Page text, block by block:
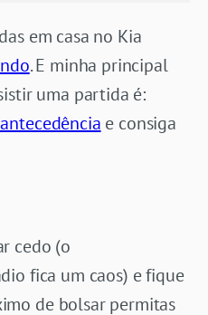
em casa no Kia
. E minha principal
uma partida é:
e consiga
cedo (o
fica um caos) e fique
de bolsar permitas